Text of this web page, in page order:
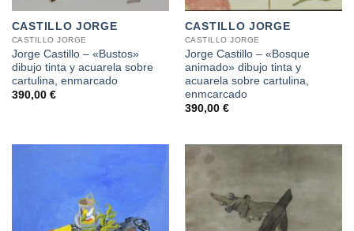
CASTILLO JORGE
CASTILLO JORGE
Jorge Castillo – «Bustos»
dibujo tinta y acuarela sobre
cartulina, enmarcado
390,00 €
CASTILLO JORGE
CASTILLO JORGE
Jorge Castillo – «Bosque
animado» dibujo tinta y
acuarela sobre cartulina,
enmcarcado
390,00 €